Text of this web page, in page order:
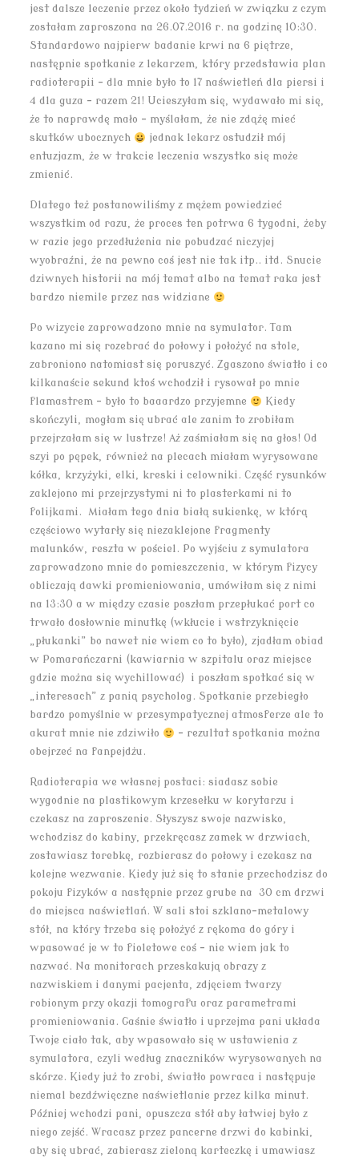
jest dalsze leczenie przez około tydzień w związku z czym
zostałam zaproszona na 26.07.2016 r. na godzinę 10:30.
Standardowo najpierw badanie krwi na 6 piętrze,
następnie spotkanie z lekarzem, który przedstawia plan
radioterapii – dla mnie było to 17 naświetleń dla piersi i
4 dla guza – razem 21! Ucieszyłam się, wydawało mi się,
że to naprawdę mało – myślałam, że nie zdążę mieć
skutków ubocznych
jednak lekarz ostudził mój
entuzjazm, że w trakcie leczenia wszystko się może
zmienić.
Dlatego też postanowiliśmy z mężem powiedzieć
wszystkim od razu, że proces ten potrwa 6 tygodni, żeby
w razie jego przedłużenia nie pobudzać niczyjej
wyobraźni, że na pewno coś jest nie tak itp.. itd. Snucie
dziwnych historii na mój temat albo na temat raka jest
bardzo niemile przez nas widziane
Po wizycie zaprowadzono mnie na symulator. Tam
kazano mi się rozebrać do połowy i położyć na stole,
zabroniono natomiast się poruszyć. Zgaszono światło i co
kilkanaście sekund ktoś wchodził i rysował po mnie
flamastrem – było to baaardzo przyjemne
Kiedy
skończyli, mogłam się ubrać ale zanim to zrobiłam
przejrzałam się w lustrze! Aż zaśmiałam się na głos! Od
szyi po pępek, również na plecach miałam wyrysowane
kółka, krzyżyki, elki, kreski i celowniki. Część rysunków
zaklejono mi przejrzystymi ni to plasterkami ni to
folijkami. Miałam tego dnia białą sukienkę, w którą
częściowo wytarły się niezaklejone fragmenty
malunków, reszta w pościel. Po wyjściu z symulatora
zaprowadzono mnie do pomieszczenia, w którym fizycy
obliczają dawki promieniowania, umówiłam się z nimi
na 13:30 a w między czasie poszłam przepłukać port co
trwało dosłownie minutkę (wkłucie i wstrzyknięcie
„płukanki” bo nawet nie wiem co to było), zjadłam obiad
w Pomarańczarni (kawiarnia w szpitalu oraz miejsce
gdzie można się wychillować) i poszłam spotkać się w
„interesach” z panią psycholog. Spotkanie przebiegło
bardzo pomyślnie w przesympatycznej atmosferze ale to
akurat mnie nie zdziwiło
– rezultat spotkania można
obejrzeć na fanpejdżu.
Radioterapia we własnej postaci: siadasz sobie
wygodnie na plastikowym krzesełku w korytarzu i
czekasz na zaproszenie. Słyszysz swoje nazwisko,
wchodzisz do kabiny, przekręcasz zamek w drzwiach,
zostawiasz torebkę, rozbierasz do połowy i czekasz na
kolejne wezwanie. Kiedy już się to stanie przechodzisz do
pokoju fizyków a następnie przez grube na 30 cm drzwi
do miejsca naświetlań. W sali stoi szklano-metalowy
stół, na który trzeba się położyć z rękoma do góry i
wpasować je w to fioletowe coś – nie wiem jak to
nazwać. Na monitorach przeskakują obrazy z
nazwiskiem i danymi pacjenta, zdjęciem twarzy
robionym przy okazji tomografu oraz parametrami
promieniowania. Gaśnie światło i uprzejma pani układa
Twoje ciało tak, aby wpasowało się w ustawienia z
symulatora, czyli według znaczników wyrysowanych na
skórze. Kiedy już to zrobi, światło powraca i następuje
niemal bezdźwięczne naświetlanie przez kilka minut.
Później wchodzi pani, opuszcza stół aby łatwiej było z
niego zejść. Wracasz przez pancerne drzwi do kabinki,
aby się ubrać, zabierasz zieloną karteczkę i umawiasz